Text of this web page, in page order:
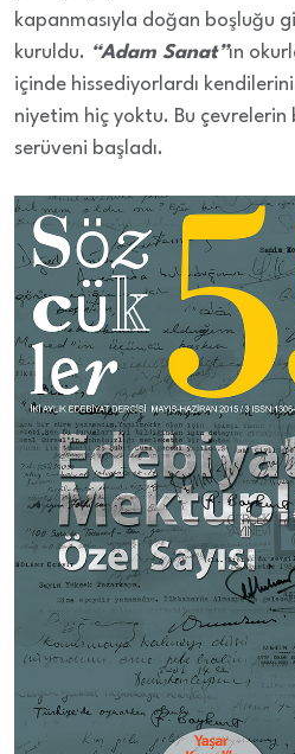
kapanmasıyla doğan boşluğu
kuruldu. “Adam Sanat”ın
içinde hissediyorlardı
niyetim hiç yoktu. Bu çevrelerin
serüveni başladı.